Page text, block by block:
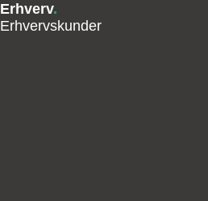
Erhverv.
Erhvervskunder